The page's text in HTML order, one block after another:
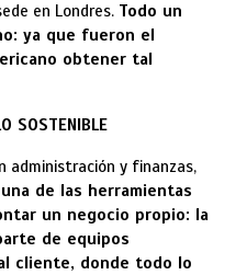
en Londres. Todo un
ya que fueron el
obtener tal
SOSTENIBLE
administración y finanzas,
de las herramientas
un negocio propio: la
de equipos
cliente, donde todo lo